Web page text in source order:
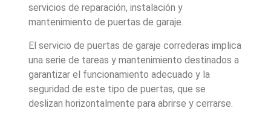
servicios de reparación, instalación y
mantenimiento de puertas de garaje.
El servicio de puertas de garaje correderas implica
una serie de tareas y mantenimiento destinados a
garantizar el funcionamiento adecuado y la
seguridad de este tipo de puertas, que se
deslizan horizontalmente para abrirse y cerrarse.